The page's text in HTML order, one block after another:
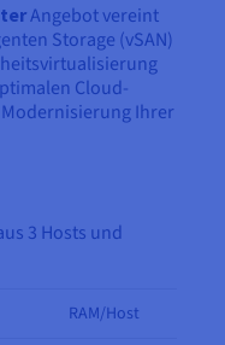
Angebot vereint
Storage (vSAN)
Cloud-
Ihrer
3 Hosts und
RAM/Host